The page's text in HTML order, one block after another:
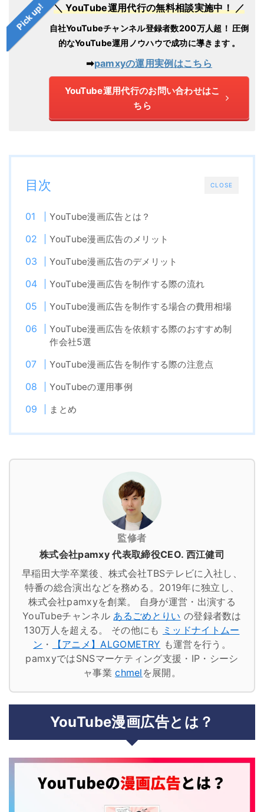
Pick up! ＼ YouTube運用代行の無料相談実施中！ ／
自社YouTubeチャンネル登録者数200万人超！ 圧倒
的なYouTube運用ノウハウで成功に導きます 。
➡︎pamxyの運用実例はこちら
YouTube運用代行のお問い合わせはこ
ちら
CLOSE
目次
YouTube漫画広告とは？
YouTube漫画広告のメリット
YouTube漫画広告のデメリット
YouTube漫画広告を制作する際の流れ
YouTube漫画広告を制作する場合の費用相場
YouTube漫画広告を依頼する際のおすすめ制
作会社5選
YouTube漫画広告を制作する際の注意点
YouTubeの運用事例
まとめ
監修者
株式会社pamxy 代表取締役CEO. 西江健司
早稲田大学卒業後、株式会社TBSテレビに入社し、
特番の総合演出などを務める。2019年に独立し、
株式会社pamxyを創業。
自身が運営・出演する
YouTubeチャンネル あるごめとりい の登録者数は
130万人を超える。
その他にも ミッドナイトムー
ン ・ 【アニメ】ALGOMETRY も運営を行う。
pamxyではSNSマーケティング支援・IP・シーシ
ャ事業chmel を展開。
YouTube漫画広告とは？